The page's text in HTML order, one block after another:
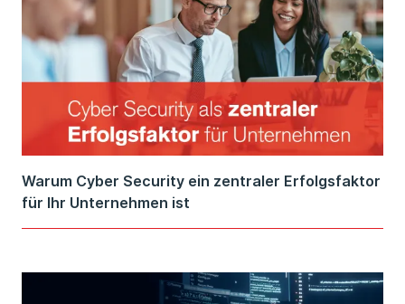
Warum Cyber Security ein zentraler Erfolgsfaktor
für Ihr Unternehmen ist